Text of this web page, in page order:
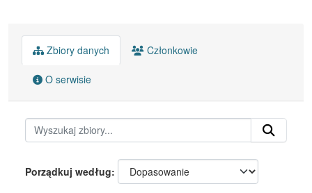
Zbiory danych Członkowie
O serwisie
Porządkuj według